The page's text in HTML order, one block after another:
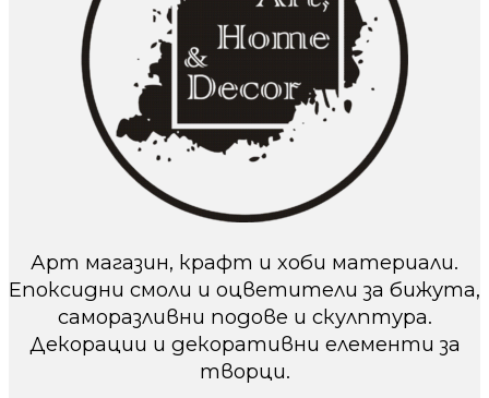
Арт магазин, крафт и хоби материали.
Епоксидни смоли и оцветители за бижута,
саморазливни подове и скулптура.
Декорации и декоративни елементи за
творци.